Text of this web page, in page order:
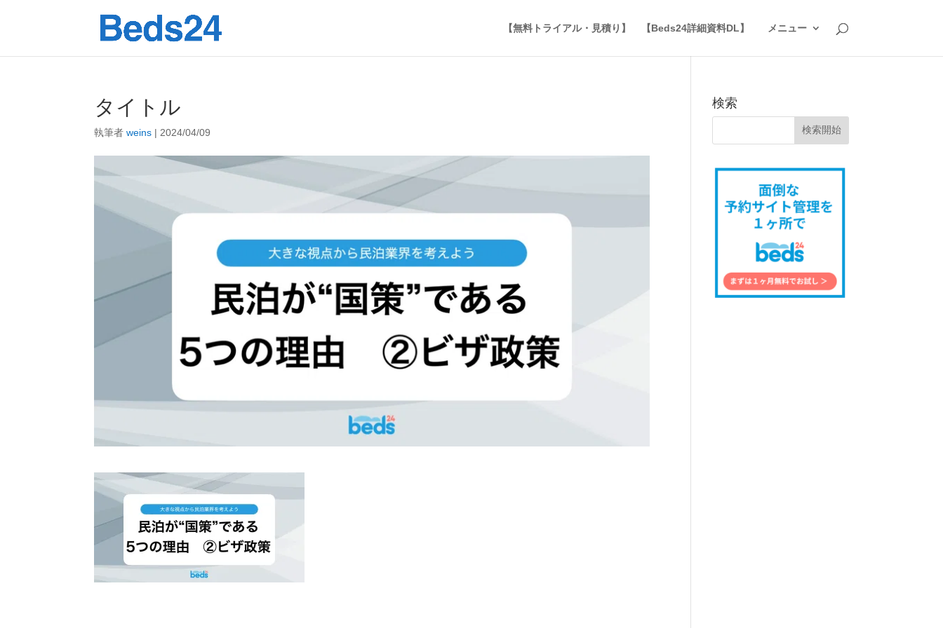
【無料トライアル・見積り】 【Beds24詳細資料DL】 メニュー
タイトル
執筆者weins | 2024/04/09
検索